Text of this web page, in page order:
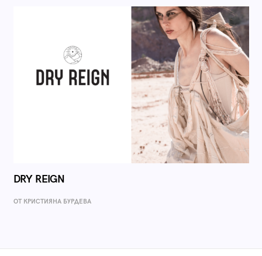
DRY REIGN
ОТ КРИСТИЯНА БУРДЕВА